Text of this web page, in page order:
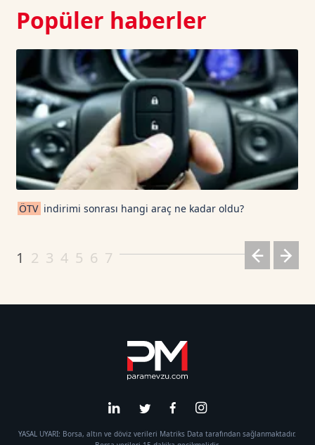
Popüler haberler
ÖTV indirimi sonrası hangi araç ne kadar oldu?
1 2 3 4 5 6 7
YASAL UYARI: Borsa, altın ve döviz verileri Matriks Data tarafından sağlanmaktadır.